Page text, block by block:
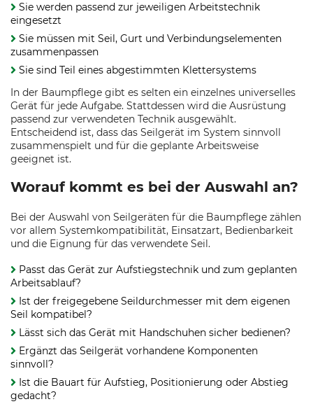
Sie werden passend zur jeweiligen Arbeitstechnik
eingesetzt
Sie müssen mit Seil, Gurt und Verbindungselementen
zusammenpassen
Sie sind Teil eines abgestimmten Klettersystems
In der Baumpflege gibt es selten ein einzelnes universelles
Gerät für jede Aufgabe. Stattdessen wird die Ausrüstung
passend zur verwendeten Technik ausgewählt.
Entscheidend ist, dass das Seilgerät im System sinnvoll
zusammenspielt und für die geplante Arbeitsweise
geeignet ist.
Worauf kommt es bei der Auswahl an?
Bei der Auswahl von Seilgeräten für die Baumpflege zählen
vor allem Systemkompatibilität, Einsatzart, Bedienbarkeit
und die Eignung für das verwendete Seil.
Passt das Gerät zur Aufstiegstechnik und zum geplanten
Arbeitsablauf?
Ist der freigegebene Seildurchmesser mit dem eigenen
Seil kompatibel?
Lässt sich das Gerät mit Handschuhen sicher bedienen?
Ergänzt das Seilgerät vorhandene Komponenten
sinnvoll?
Ist die Bauart für Aufstieg, Positionierung oder Abstieg
gedacht?